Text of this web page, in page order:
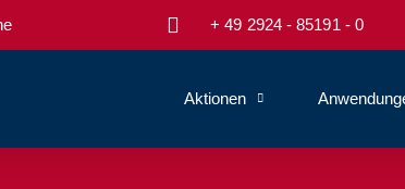
+ 49 2924 - 85191 - 0
Aktionen